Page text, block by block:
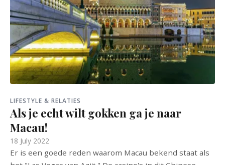
LIFESTYLE & RELATIES
Als je echt wilt gokken ga je naar
Macau!
18 July 2022
Er is een goede reden waarom Macau bekend staat als